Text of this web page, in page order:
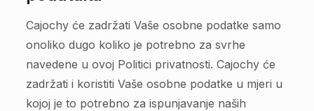
Cajochy će zadržati Vaše osobne podatke samo
onoliko dugo koliko je potrebno za svrhe
navedene u ovoj Politici privatnosti. Cajochy će
zadržati i koristiti Vaše osobne podatke u mjeri u
kojoj je to potrebno za ispunjavanje naših